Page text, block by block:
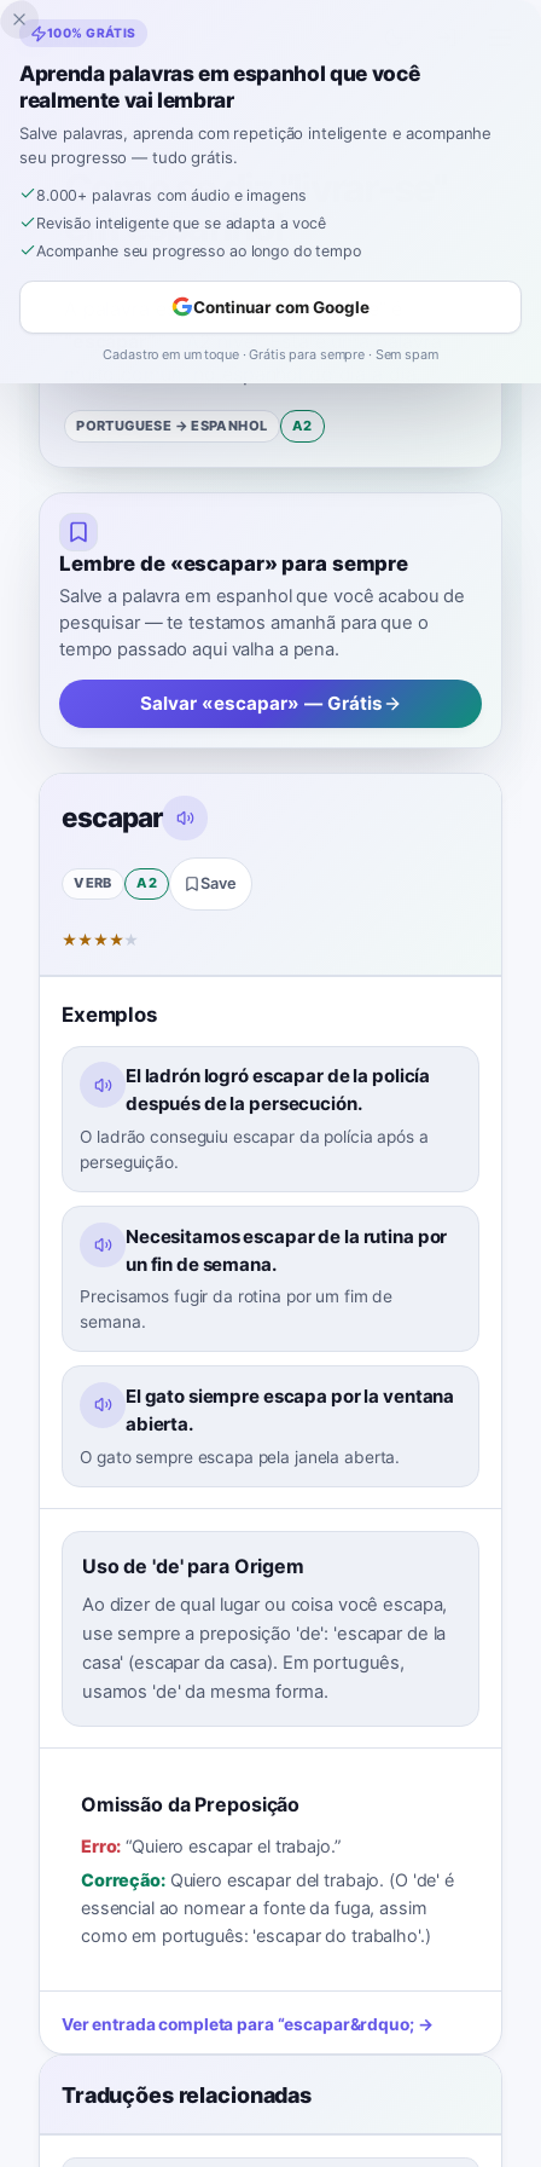
Inklingo
Início›Espanhol›Portuguese → espanhol›livrar-se
Como se diz "livrar-se"
em espanhol
A palavra espanhola para“livrar-se
“escapar”—A2 nível.Esta é uma palavra
PORTUGUESE → ESPANHOL A2
Lembre de «escapar» para sempre
Salve a palavra em espanhol que você acabou de
pesquisar — te testamos amanhã para que o
tempo passado aqui valha a pena.
Salvar «escapar» — Grátis
escapar
VERB A2 Save
★★★★★
Exemplos
El ladrón logró escapar de la policía
después de la persecución.
O ladrão conseguiu escapar da polícia após a
perseguição.
Necesitamos escapar de la rutina por
un fin de semana.
Precisamos fugir da rotina por um fim de
semana.
El gato siempre escapa por la ventana
abierta.
O gato sempre escapa pela janela aberta.
Uso de 'de' para Origem
Ao dizer de qual lugar ou coisa você escapa,
use sempre a preposição 'de': 'escapar de la
casa' (escapar da casa). Em português,
usamos 'de' da mesma forma.
Omissão da Preposição
Erro: “Quiero escapar el trabajo.”
Correção: Quiero escapar del trabajo. (O 'de' é
essencial ao nomear a fonte da fuga, assim
como em português: 'escapar do trabalho'.)
Ver entrada completa para“escapar&rdquo; →
Traduções relacionadas
100% GRÁTIS
Aprenda palavras em espanhol que você
realmente vai lembrar
Salve palavras, aprenda com repetição inteligente e acompanhe
seu progresso — tudo grátis.
8.000+ palavras com áudio e imagens
Revisão inteligente que se adapta a você
Acompanhe seu progresso ao longo do tempo
Continuar com Google
Cadastro em um toque · Grátis para sempre · Sem spam